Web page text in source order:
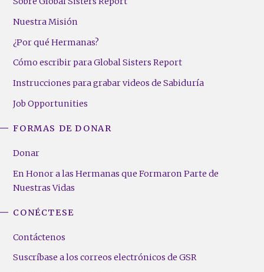
Nuestra Misión
¿Por qué Hermanas?
Cómo escribir para Global Sisters Report
Instrucciones para grabar videos de Sabiduría
Job Opportunities
FORMAS DE DONAR
Donar
En Honor a las Hermanas que Formaron Parte de
Nuestras Vidas
CONÉCTESE
Contáctenos
Suscríbase a los correos electrónicos de GSR